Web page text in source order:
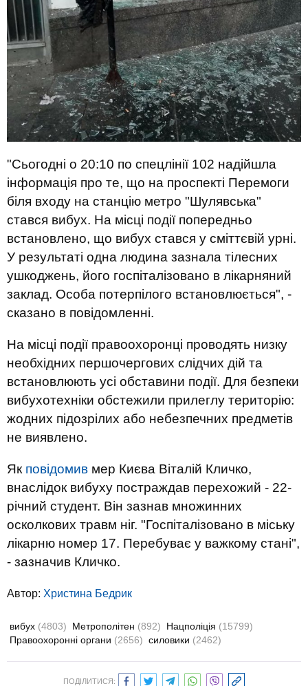
"Сьогодні о 20:10 по спецлінії 102 надійшла
інформація про те, що на проспекті Перемоги
біля входу на станцію метро "Шулявська"
стався вибух. На місці події попередньо
встановлено, що вибух стався у сміттєвій урні.
У результаті одна людина зазнала тілесних
ушкоджень, його госпіталізовано в лікарняний
заклад. Особа потерпілого встановлюється", -
сказано в повідомленні.
На місці події правоохоронці проводять низку
необхідних першочергових слідчих дій та
встановлюють усі обставини події. Для безпеки
вибухотехніки обстежили прилеглу територію:
жодних підозрілих або небезпечних предметів
не виявлено.
Як повідомив мер Києва Віталій Кличко,
внаслідок вибуху постраждав перехожий - 22-
річний студент. Він зазнав множинних
осколкових травм ніг. "Госпіталізовано в міську
лікарню номер 17. Перебуває у важкому стані",
- зазначив Кличко.
Автор: Христина Бедрик
вибух (4803) Метрополітен (892) Нацполіція (15799)
Правоохоронні органи (2656) силовики (2462)
ПОДІЛИТИСЯ: